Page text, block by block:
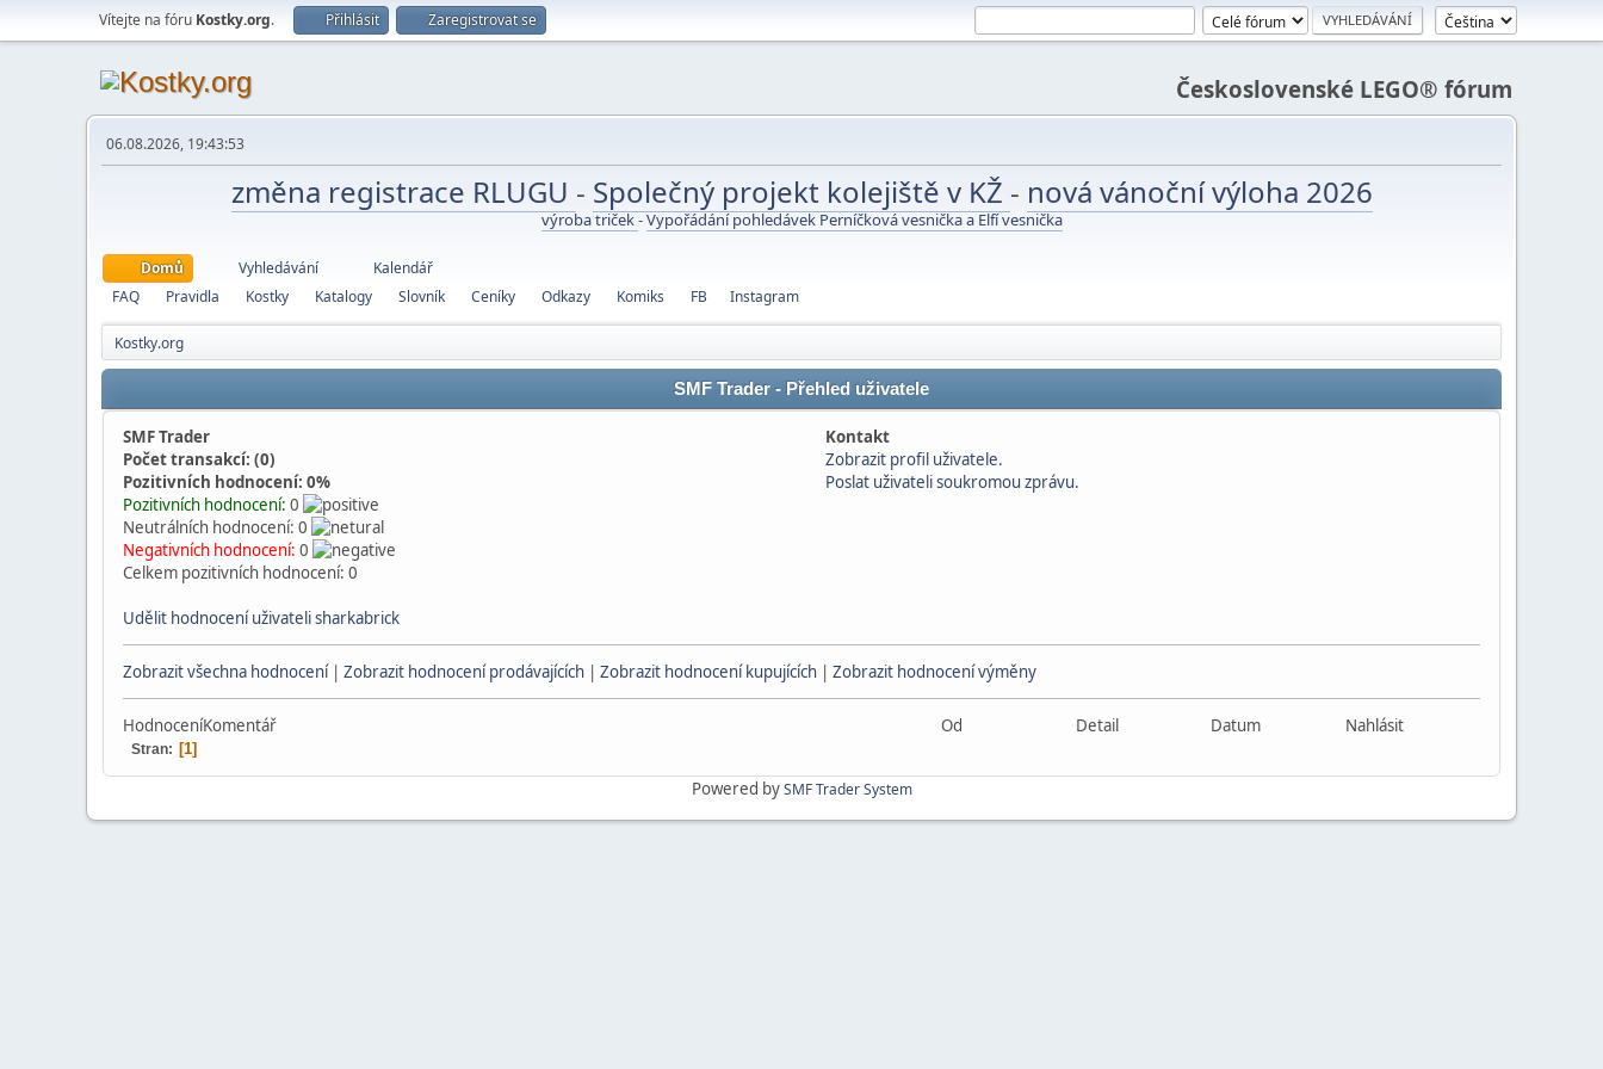
Vítejte na fóru Kostky.org. Přihlásit Zaregistrovat se
Československé LEGO® fórum
06.08.2026, 19:43:53
změna registrace RLUGU - Společný projekt kolejiště v KŽ - nová vánoční výloha 2026
výroba triček-Vypořádání pohledávek Perníčková vesnička a Elfí vesnička
Domů Vyhledávání
Kalendář
FAQ
Pravidla Kostky Katalogy Slovník Ceníky Odkazy Komiks FB Instagram
Kostky.org
SMF Trader - Přehled uživatele
SMF Trader
Kontakt
Počet transakcí: (0)
Zobrazit profil uživatele.
Pozitivních hodnocení: 0%
Poslat uživateli soukromou zprávu.
Pozitivních hodnocení: 0
Neutrálních hodnocení: 0
Negativních hodnocení: 0
Celkem pozitivních hodnocení: 0
Udělit hodnocení uživateli sharkabrick
Zobrazit všechna hodnocení| Zobrazit hodnocení prodávajících | Zobrazit hodnocení kupujících | Zobrazit hodnocení výměny
HodnoceníKomentář Od Detail Datum Nahlásit
Stran 1
Powered bySMF Trader System